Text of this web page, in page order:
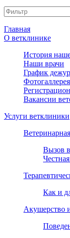
Главная
О ветклинике
История
Наши врачи
График
Вакансии
Услуги ветклиники
Вызов
Как и
Акушерство